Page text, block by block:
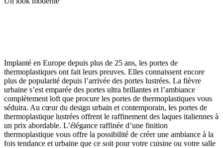
Implanté en Europe depuis plus de 25 ans, les portes de
thermoplastiques ont fait leurs preuves. Elles connaissent encore
plus de popularité depuis l’arrivée des portes lustrées. La fièvre
urbaine s’est emparée des portes ultra brillantes et l’ambiance
complètement loft que procure les portes de thermoplastiques vous
séduira. Au cœur du design urbain et contemporain, les portes de
thermoplastique lustrées offrent le raffinement des laques italiennes à
un prix abordable. L’élégance raffinée d’une finition
thermoplastique vous offre la possibilité de créer une ambiance à la
fois tendance et urbaine que ce soit pour votre cuisine ou votre salle